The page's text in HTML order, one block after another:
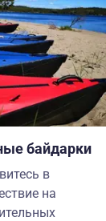
байдарки
в
на